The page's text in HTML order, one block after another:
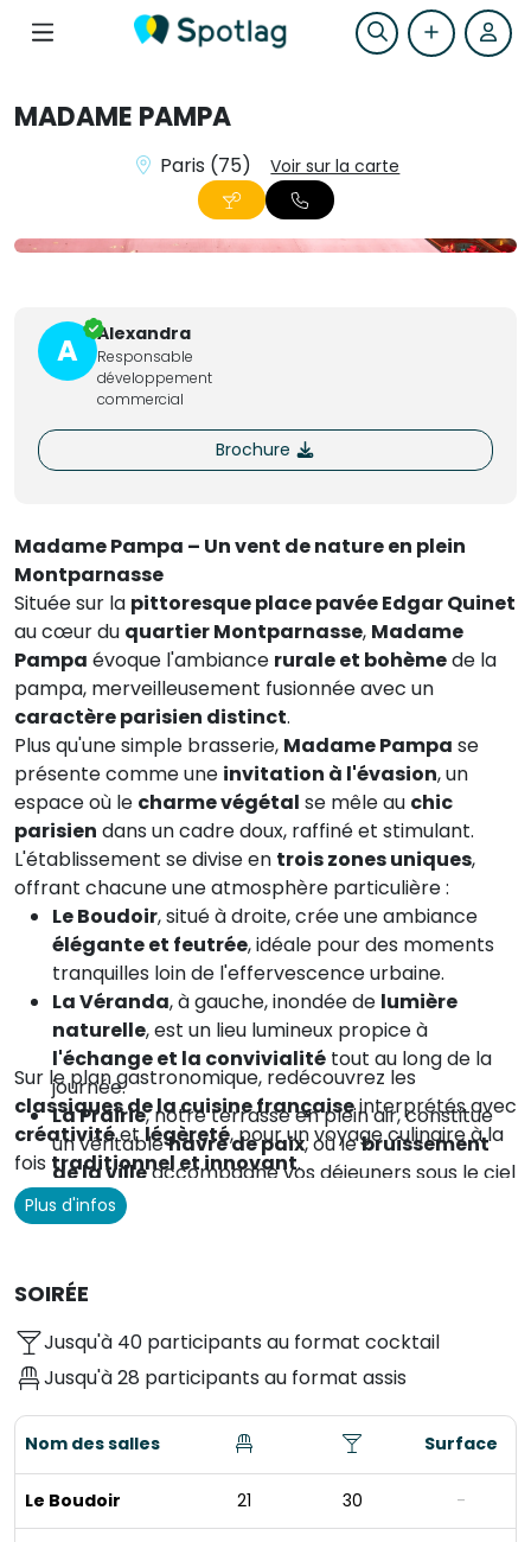
MADAME PAMPA
Paris (75) Voir sur la carte
A Alexandra
Responsable
développement
commercial
Brochure
Madame Pampa – Un vent de nature en plein
Montparnasse
Située sur la pittoresque place pavée Edgar Quinet
au cœur du quartier Montparnasse, Madame
Pampa évoque l'ambiance rurale et bohèmede la
pampa, merveilleusement fusionnée avec un
caractère parisien distinct.
Plus qu'une simple brasserie, Madame Pampa se
présente comme une invitation à l'évasion, un
espace où le charme végétal se mêle au chic
parisien dans un cadre doux, raffiné et stimulant.
L'établissement se divise en trois zones uniques,
offrant chacune une atmosphère particulière :
Le Boudoir, situé à droite, crée une ambiance
élégante et feutrée, idéale pour des moments
tranquilles loin de l'effervescence urbaine.
La Véranda, à gauche, inondée de lumière
naturelle, est un lieu lumineux propice à
l'échange et la convivialité tout au long de la
journée.
La Prairie, notre terrasse en plein air, constitue
un véritablehavre de paix, où lebruissement
de la villeaccompagne vos déjeuners sous le ciel
clair.
Sur le plan gastronomique, redécouvrez les
classiques de la cuisine françaiseinterprétés avec
créativitéetlégèreté, pour un voyage culinaire à la
fois traditionnel et innovant.
Plus d'infos
SOIRÉE
Jusqu'à 40 participants au format cocktail
Jusqu'à 28 participants au format assis
Nom des salles Surface
Le Boudoir 21 30 -